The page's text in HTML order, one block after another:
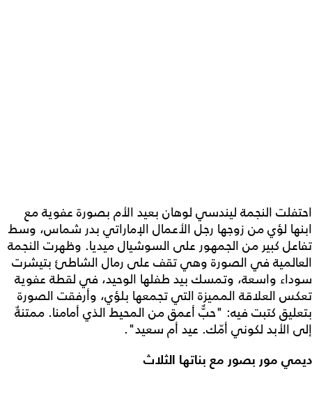
احتفلت النجمة ليندسي لوهان بعيد الأم بصورة عفوية مع
ابنها لؤي من زوجها رجل الأعمال الإماراتي بدر شماس، وسط
تفاعل كبير من الجمهور على السوشيال ميديا. وظهرت النجمة
العالمية في الصورة وهي تقف على رمال الشاطئ بتيشرت
سوداء واسعة، وتمسك بيد طفلها الوحيد، في لقطة عفوية
تعكس العلاقة المميزة التي تجمعها بلؤي، وأرفقت الصورة
بتعليق كتبت فيه: "حبٌّ أعمق من المحيط الذي أمامنا. ممتنةٌ
إلى الأبد لكوني أمّك. عيد أم سعيد".
ديمي مور بصور مع بناتها الثلاث